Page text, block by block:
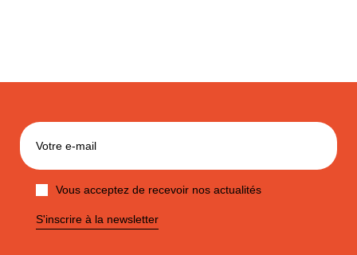
Vous acceptez de recevoir nos actualités
S'inscrire à la newsletter